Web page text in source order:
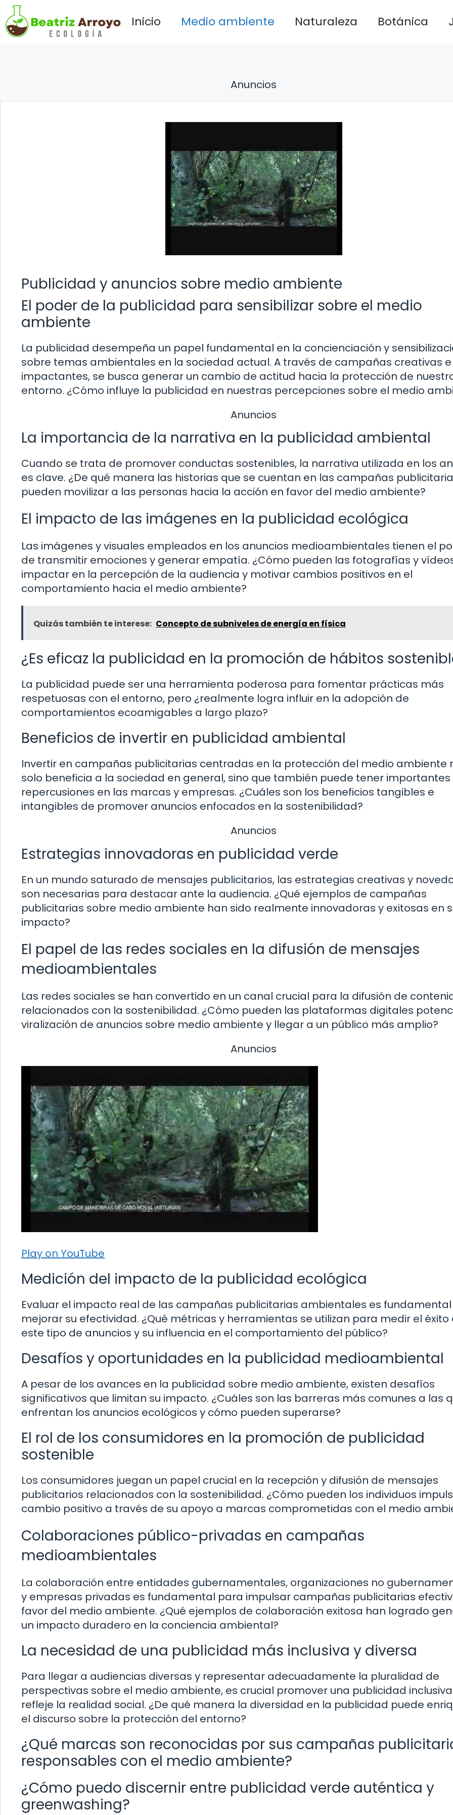
Saltar
al
contenido
Inicio Medio ambiente Naturaleza Botánica
Anuncios
Publicidad y anuncios sobre medio ambiente
El poder de la publicidad para sensibilizar sobre el medio
ambiente
La publicidad desempeña un papel fundamental en la concienciación y
sobre temas ambientales en la sociedad actual. A través de campañas creativas e
impactantes, se busca generar un cambio de actitud hacia la protección de
entorno. ¿Cómo influye la publicidad en nuestras percepciones sobre el medio
Anuncios
La importancia de la narrativa en la publicidad ambiental
Cuando se trata de promover conductas sostenibles, la narrativa utilizada en los
es clave. ¿De qué manera las historias que se cuentan en las campañas
pueden movilizar a las personas hacia la acción en favor del medio ambiente?
El impacto de las imágenes en la publicidad ecológica
Las imágenes y visuales empleados en los anuncios medioambientales tienen el
de transmitir emociones y generar empatía. ¿Cómo pueden las fotografías y
impactar en la percepción de la audiencia y motivar cambios positivos en el
comportamiento hacia el medio ambiente?
Quizás también te interese: Concepto de subniveles de energía en física
¿Es eficaz la publicidad en la promoción de hábitos
La publicidad puede ser una herramienta poderosa para fomentar prácticas más
respetuosas con el entorno, pero ¿realmente logra influir en la adopción de
comportamientos ecoamigables a largo plazo?
Beneficios de invertir en publicidad ambiental
Invertir en campañas publicitarias centradas en la protección del medio ambiente
solo beneficia a la sociedad en general, sino que también puede tener importantes
repercusiones en las marcas y empresas. ¿Cuáles son los beneficios tangibles e
intangibles de promover anuncios enfocados en la sostenibilidad?
Anuncios
Estrategias innovadoras en publicidad verde
En un mundo saturado de mensajes publicitarios, las estrategias creativas y
son necesarias para destacar ante la audiencia. ¿Qué ejemplos de campañas
publicitarias sobre medio ambiente han sido realmente innovadoras y exitosas en
impacto?
El papel de las redes sociales en la difusión de mensajes
medioambientales
Las redes sociales se han convertido en un canal crucial para la difusión de
relacionados con la sostenibilidad. ¿Cómo pueden las plataformas digitales
viralización de anuncios sobre medio ambiente y llegar a un público más amplio?
Anuncios
Play on YouTube
Medición del impacto de la publicidad ecológica
Evaluar el impacto real de las campañas publicitarias ambientales es
mejorar su efectividad. ¿Qué métricas y herramientas se utilizan para medir el éxito
este tipo de anuncios y su influencia en el comportamiento del público?
Desafíos y oportunidades en la publicidad medioambiental
A pesar de los avances en la publicidad sobre medio ambiente, existen desafíos
significativos que limitan su impacto. ¿Cuáles son las barreras más comunes a las
enfrentan los anuncios ecológicos y cómo pueden superarse?
El rol de los consumidores en la promoción de publicidad
sostenible
Los consumidores juegan un papel crucial en la recepción y difusión de mensajes
publicitarios relacionados con la sostenibilidad. ¿Cómo pueden los individuos
cambio positivo a través de su apoyo a marcas comprometidas con el medio
Colaboraciones público-privadas en campañas
medioambientales
La colaboración entre entidades gubernamentales, organizaciones no
y empresas privadas es fundamental para impulsar campañas publicitarias
favor del medio ambiente. ¿Qué ejemplos de colaboración exitosa han logrado
un impacto duradero en la conciencia ambiental?
La necesidad de una publicidad más inclusiva y diversa
Para llegar a audiencias diversas y representar adecuadamente la pluralidad de
perspectivas sobre el medio ambiente, es crucial promover una publicidad
refleje la realidad social. ¿De qué manera la diversidad en la publicidad puede
el discurso sobre la protección del entorno?
¿Qué marcas son reconocidas por sus campañas
responsables con el medio ambiente?
¿Cómo puedo discernir entre publicidad verde auténtica y
greenwashing?